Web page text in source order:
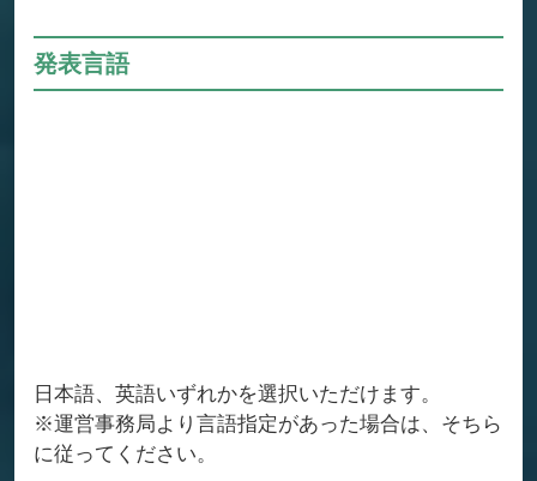
発表言語
日本語、英語いずれかを選択いただけます。
※運営事務局より言語指定があった場合は、そちら
に従ってください。